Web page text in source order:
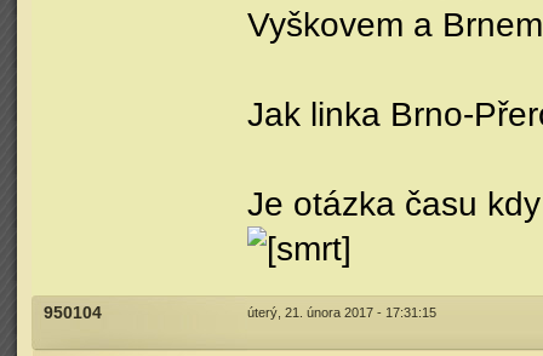
Vyškovem a
Jak linka Brno-
Je otázka času
950104 úterý, 21. února 2017 - 17:31:15